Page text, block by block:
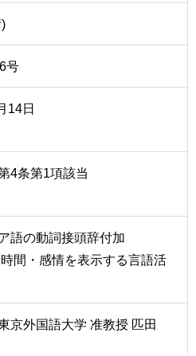
号
14日
4条第1項該当
語の動詞接頭辞付加
間・感情を表示する言語活
東京外国語大学 准教授 匹田